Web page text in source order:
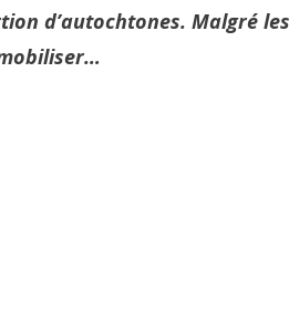
d’autochtones. Malgré les